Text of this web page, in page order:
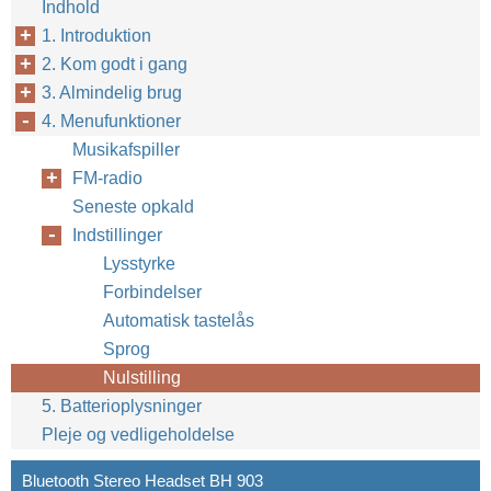
Indhold
1. Introduktion
2. Kom godt i gang
3. Almindelig brug
4. Menufunktioner
Musikafspiller
FM-radio
Seneste opkald
Indstillinger
Lysstyrke
Forbindelser
Automatisk tastelås
Sprog
Nulstilling
5. Batterioplysninger
Pleje og vedligeholdelse
Bluetooth Stereo Headset BH 903